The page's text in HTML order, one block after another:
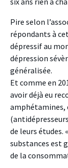
Pire selon
répondants à
dépressif au
dépression
généralisée.
Et comme en
avoir déjà eu
amphétamines,
de leurs études.
substances est
de la